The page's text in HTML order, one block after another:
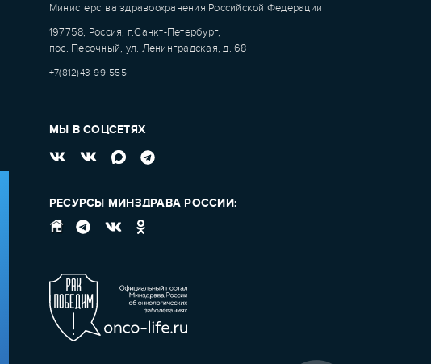
Министерства здравоохранения Российской Федерации
197758, Россия, г.Санкт-Петербург,
пос. Песочный, ул. Ленинградская, д. 68
+7(812)43-99-555
МЫ В СОЦСЕТЯХ
РЕСУРСЫ МИНЗДРАВА РОССИИ: